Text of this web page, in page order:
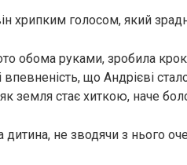
хрипким голосом, який
обома руками, зробила крок
впевненість, що Андрієві
земля стає хиткою, наче
не зводячи з нього